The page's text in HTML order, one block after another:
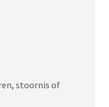
erg uit de hand
school voor
geen
stoornis of